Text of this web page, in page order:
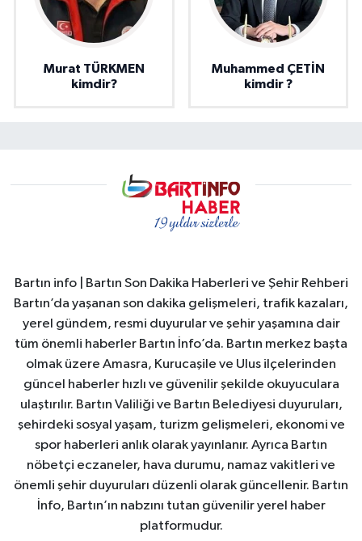
Murat TÜRKMEN
kimdir?
Muhammed ÇETİN
kimdir ?
Bartın info | Bartın Son Dakika Haberleri ve Şehir Rehberi
Bartın’da yaşanan son dakika gelişmeleri, trafik kazaları,
yerel gündem, resmi duyurular ve şehir yaşamına dair
tüm önemli haberler Bartın İnfo’da. Bartın merkez başta
olmak üzere Amasra, Kurucaşile ve Ulus ilçelerinden
güncel haberler hızlı ve güvenilir şekilde okuyuculara
ulaştırılır. Bartın Valiliği ve Bartın Belediyesi duyuruları,
şehirdeki sosyal yaşam, turizm gelişmeleri, ekonomi ve
spor haberleri anlık olarak yayınlanır. Ayrıca Bartın
nöbetçi eczaneler, hava durumu, namaz vakitleri ve
önemli şehir duyuruları düzenli olarak güncellenir. Bartın
İnfo, Bartın’ın nabzını tutan güvenilir yerel haber
platformudur.